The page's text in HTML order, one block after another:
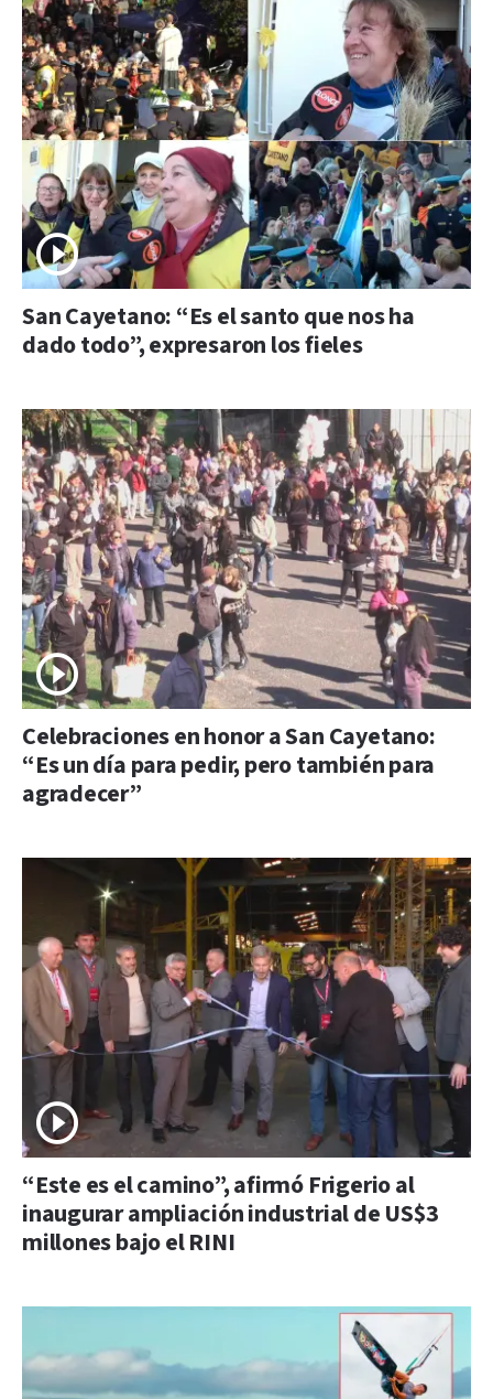
San Cayetano: “Es el santo que nos ha
dado todo”, expresaron los fieles
Celebraciones en honor a San Cayetano:
“Es un día para pedir, pero también para
agradecer”
“Este es el camino”, afirmó Frigerio al
inaugurar ampliación industrial de US$3
millones bajo el RINI